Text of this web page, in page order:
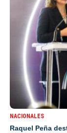
NACIONALES
Raquel Peña